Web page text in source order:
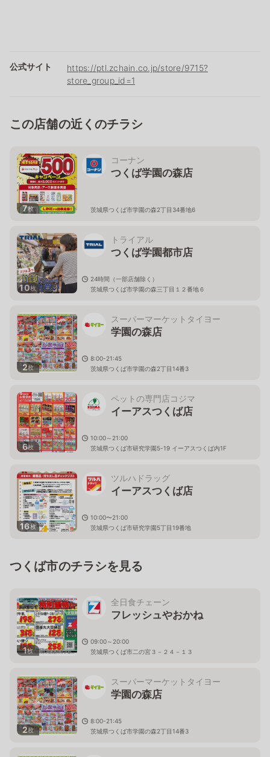
公式サイト
https://ptl.zchain.co.jp/store/9715?
store_group_id=1
この店舗の近くのチラシ
7枚
コーナン
つくば学園の森店
茨城県つくば市学園の森2丁目34番地6
10枚
トライアル
つくば学園都市店
24時間（一部店舗除く）
茨城県つくば市学園の森三丁目１２番地６
2枚
スーパーマーケットタイヨー
学園の森店
8:00-21:45
茨城県つくば市学園の森2丁目14番3
6枚
ペットの専門店コジマ
イーアスつくば店
10:00～21:00
茨城県つくば市研究学園5-19 イーアスつくば内1F
16枚
ツルハドラッグ
イーアスつくば店
10:00〜21:00
茨城県つくば市研究学園5丁目19番地
つくば市のチラシを見る
1枚
全日食チェーン
フレッシュやおかね
09:00～20:00
茨城県つくば市二の宮３－２４－１３
2枚
スーパーマーケットタイヨー
学園の森店
8:00-21:45
茨城県つくば市学園の森2丁目14番3